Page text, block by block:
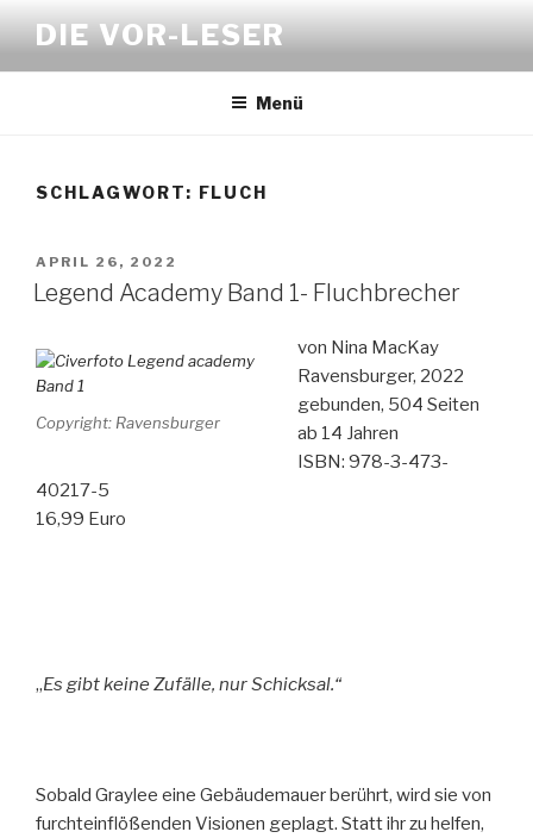
Inhalt
springen
DIE VOR-LESER
Menü
SCHLAGWORT: FLUCH
VERÖFFENTLICHT
AM
APRIL 26, 2022
Legend Academy Band 1- Fluchbrecher
Copyright: Ravensburger
von Nina MacKay
Ravensburger, 2022
gebunden, 504 Seiten
ab 14 Jahren
ISBN: 978-3-473-
40217-5
16,99 Euro
„Es gibt keine Zufälle, nur Schicksal.“
Sobald Graylee eine Gebäudemauer berührt, wird sie von
furchteinflößenden Visionen geplagt. Statt ihr zu helfen,